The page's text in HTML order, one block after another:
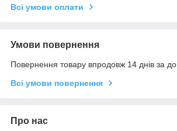
Всі умови оплати
Умови повернення
Повернення товару впродовж 14 днів за
Всі умови повернення
Про нас